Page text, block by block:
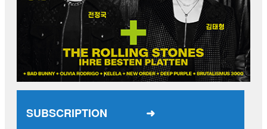
SUBSCRIPTION ➜